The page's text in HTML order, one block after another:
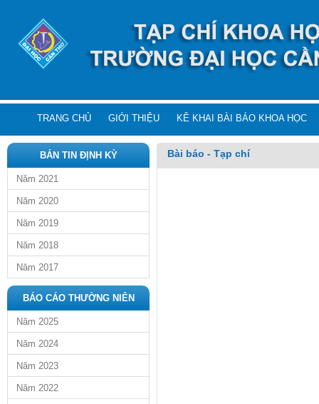
TRANG CHỦ GIỚI THIỆU KÊ KHAI BÀI BÁO KHOA HỌC
BẢN TIN ĐỊNH KỲ
Năm 2021
Năm 2020
Năm 2019
Năm 2018
Năm 2017
BÁO CÁO THƯỜNG NIÊN
Năm 2025
Năm 2024
Năm 2023
Năm 2022
Bài báo - Tạp chí